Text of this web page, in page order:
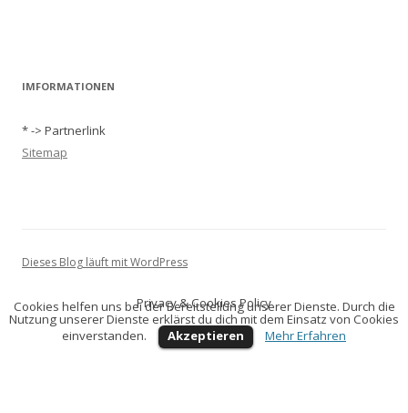
IMFORMATIONEN
* -> Partnerlink
Sitemap
Dieses Blog läuft mit WordPress
Cookies helfen uns bei der Bereitstellung unserer Dienste. Durch die
Nutzung unserer Dienste erklärst du dich mit dem Einsatz von Cookies
einverstanden.
Akzeptieren Mehr Erfahren
Privacy & Cookies Policy